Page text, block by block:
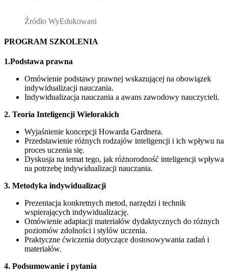
Źródło WyEdukowani
PROGRAM SZKOLENIA
1.Podstawa prawna
Omówienie podstawy prawnej wskazującej na obowiązek
indywidualizacji nauczania.
Indywidualizacja nauczania a awans zawodowy nauczycieli.
2. Teoria Inteligencji Wielorakich
Wyjaśnienie koncepcji Howarda Gardnera.
Przedstawienie różnych rodzajów inteligencji i ich wpływu na
proces uczenia się.
Dyskusja na temat tego, jak różnorodność inteligencji wpływa
na potrzebę indywidualizacji nauczania.
3. Metodyka indywidualizacji
Prezentacja konkretnych metod, narzędzi i technik
wspierających indywidualizację.
Omówienie adaptacji materiałów dydaktycznych do różnych
poziomów zdolności i stylów uczenia.
Praktyczne ćwiczenia dotyczące dostosowywania zadań i
materiałów.
4. Podsumowanie i pytania